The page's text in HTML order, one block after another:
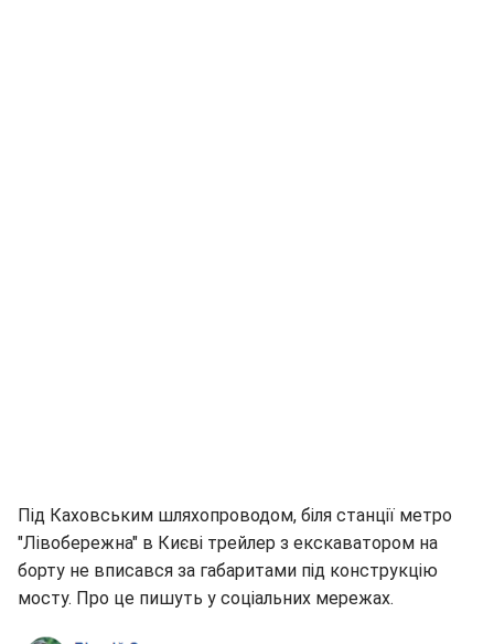
Під Каховським шляхопроводом, біля станції метро
"Лівобережна" в Києві трейлер з екскаватором на
борту не вписався за габаритами під конструкцію
мосту. Про це пишуть у соціальних мережах.